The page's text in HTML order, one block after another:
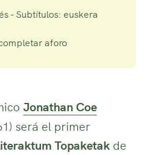
- Subtítulos: euskera
aforo
Jonathan Coe
será el primer
Topaketak de